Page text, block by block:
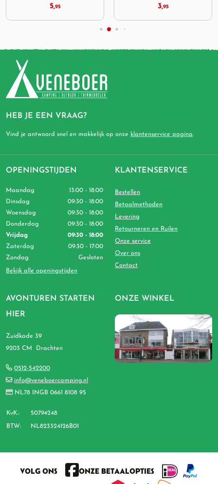
5,95 3,95
HEB JE EEN VRAAG?
Vind je antwoord snel en makkelijk op onze klantenservice pagina.
AVONTUREN STARTEN
HIER
Zuidkade 39
9203 CM Drachten
0512-542200
info@veneboercamping.nl
NL78 INGB 0661 8108 95
KvK.: 50794248
BTW: NL823324126B01
OPENINGSTIJDEN
Maandag
13:00 - 18:00
Dinsdag
09:30 - 18:00
Woensdag
09:30 - 18:00
Donderdag
09:30 - 18:00
Vrijdag
09:30 - 18:00
Zaterdag
09:30 - 17:00
Zondag
Gesloten
Bekijk alle openingstijden
KLANTENSERVICE
Bestellen
Betaalmethoden
Levering
Retourneren en Ruilen
Onze service
Over ons
Contact
ONZE WINKEL
VOLG ONS
ONZE BETAALOPTIES